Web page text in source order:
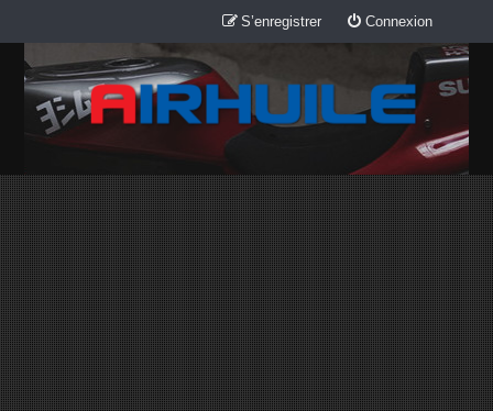
Connexion
S’enregistrer